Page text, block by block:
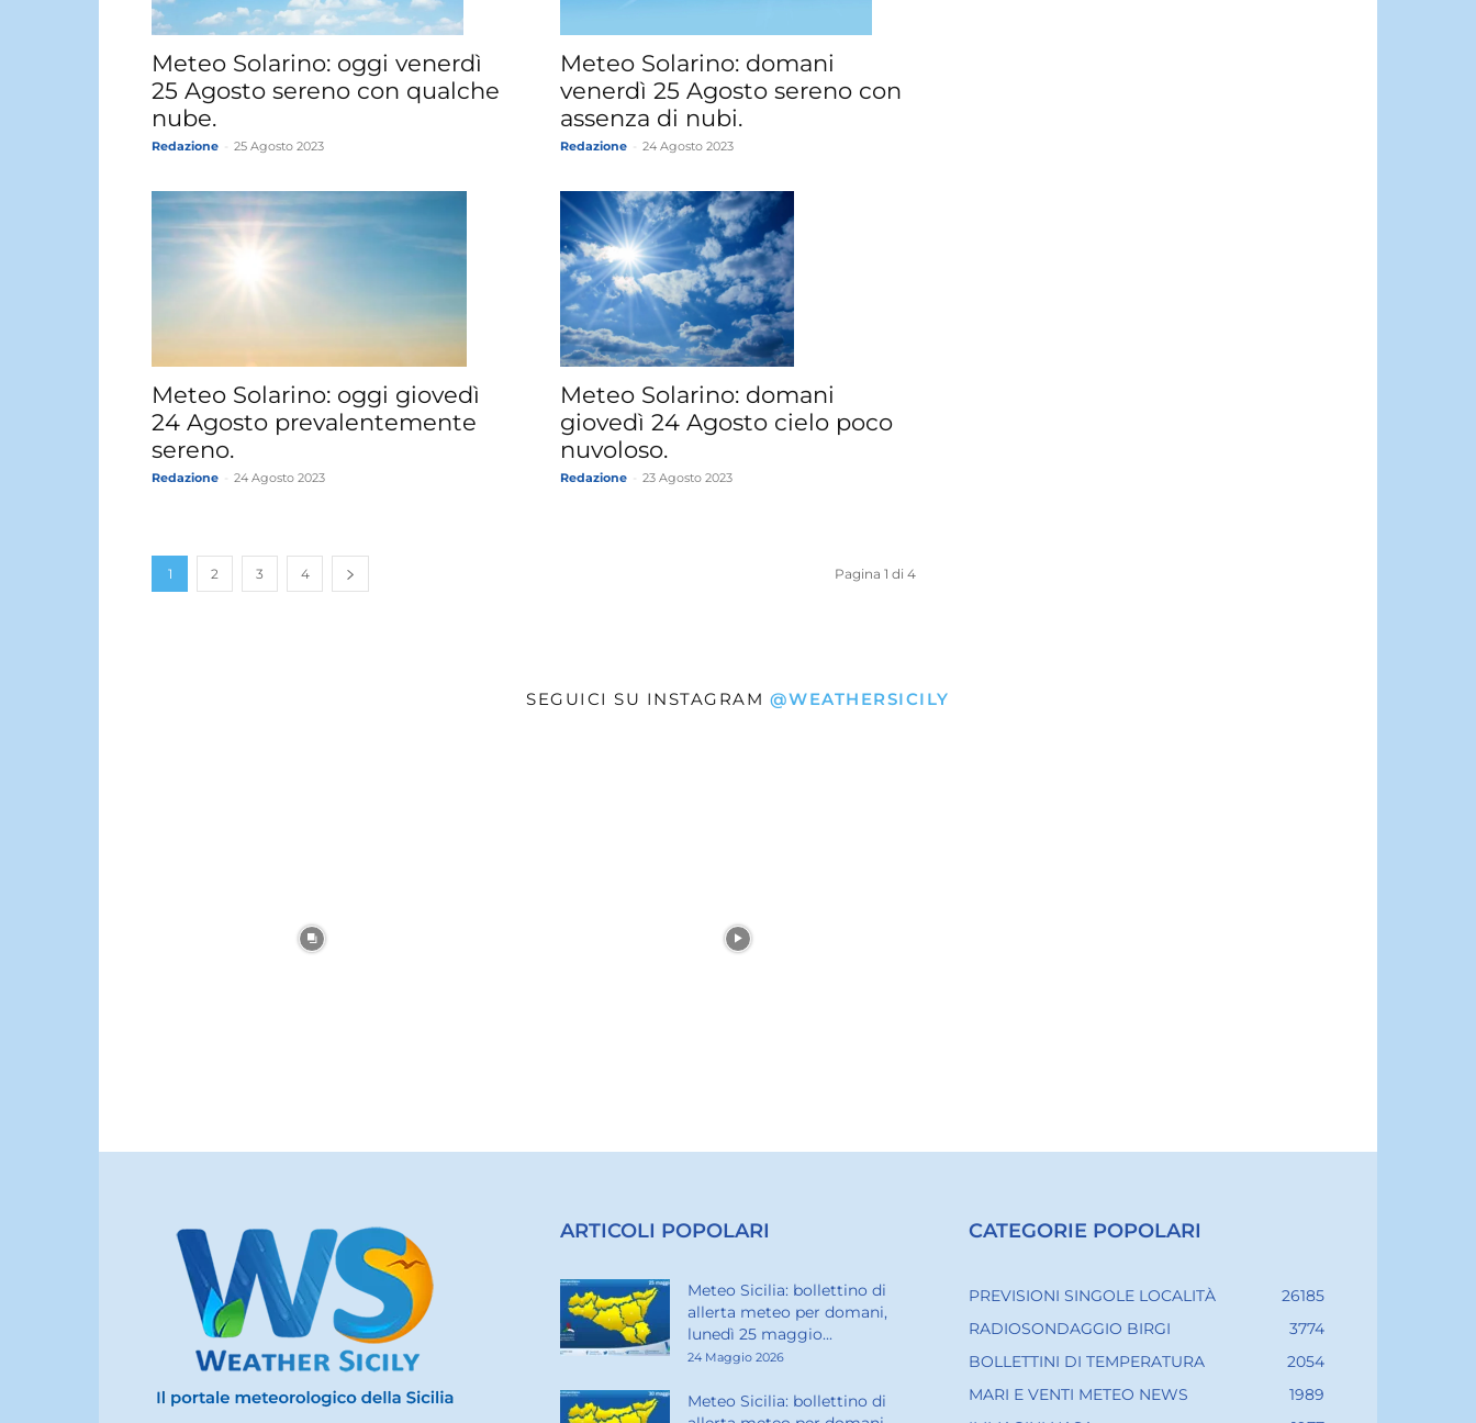
Meteo Solarino: oggi venerdì
25 Agosto sereno con qualche
nube.
Redazione 25 Agosto 2023
Meteo Solarino: domani
venerdì 25 Agosto sereno con
assenza di nubi.
Redazione 24 Agosto 2023
Meteo Solarino: oggi giovedì
24 Agosto prevalentemente
sereno.
Redazione 24 Agosto 2023
Meteo Solarino: domani
giovedì 24 Agosto cielo poco
nuvoloso.
Redazione 23 Agosto 2023
1 2 3 4 Pagina 1 di 4
SEGUICI SU INSTAGRAM @WEATHERSICILY
ARTICOLI POPOLARI
Meteo Sicilia: bollettino di
allerta meteo per domani,
lunedì 25 maggio...
24 Maggio 2026
Meteo Sicilia: bollettino di
CATEGORIE POPOLARI
PREVISIONI SINGOLE LOCALITÀ
26185
RADIOSONDAGGIO BIRGI
3774
BOLLETTINI DI TEMPERATURA
2054
MARI E VENTI METEO NEWS
1989